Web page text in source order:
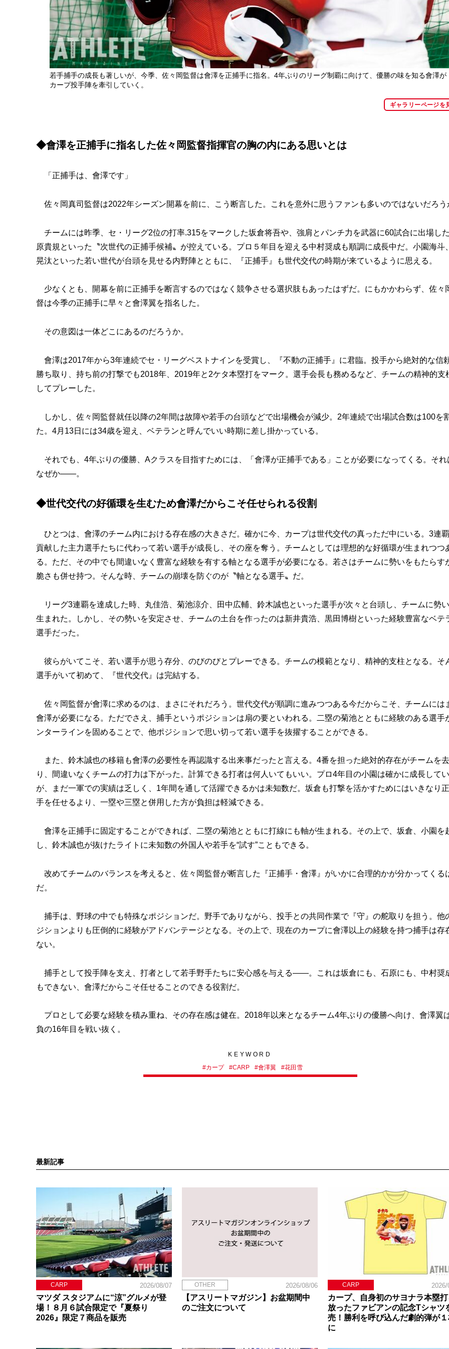
若手捕手の成長も著しいが、今季、佐々岡監督は會澤を正捕手に指名。4年ぶりのリーグ制覇に向けて、優勝の味を知る會澤が
カープ投手陣を牽引していく。
ギャラリーページを
◆會澤を正捕手に指名した佐々岡監督指揮官の胸の内にある思いとは
「正捕手は、會澤です」
佐々岡真司監督は2022年シーズン開幕を前に、こう断言した。これを意外に思うファンも多いのではないだろう
チームには昨季、セ・リーグ2位の打率.315をマークした坂倉将吾や、強肩とパンチ力を武器に60試合に出場し
原貴規といった〝次世代の正捕手候補〟が控えている。プロ５年目を迎える中村奨成も順調に成長中だ。小園海斗
晃汰といった若い世代が台頭を見せる内野陣とともに、『正捕手』も世代交代の時期が来ているように思える。
少なくとも、開幕を前に正捕手を断言するのではなく競争させる選択肢もあったはずだ。にもかかわらず、佐々
督は今季の正捕手に早々と會澤翼を指名した。
その意図は一体どこにあるのだろうか。
會澤は2017年から3年連続でセ・リーグベストナインを受賞し、『不動の正捕手』に君臨。投手から絶対的な信
勝ち取り、持ち前の打撃でも2018年、2019年と2ケタ本塁打をマーク。選手会長も務めるなど、チームの精神的支
してプレーした。
しかし、佐々岡監督就任以降の2年間は故障や若手の台頭などで出場機会が減少。2年連続で出場試合数は100を
た。4月13日には34歳を迎え、ベテランと呼んでいい時期に差し掛かっている。
それでも、4年ぶりの優勝、Aクラスを目指すためには、「會澤が正捕手である」ことが必要になってくる。それ
なぜか――。
◆世代交代の好循環を生むため會澤だからこそ任せられる役割
ひとつは、會澤のチーム内における存在感の大きさだ。確かに今、カープは世代交代の真っただ中にいる。3連
貢献した主力選手たちに代わって若い選手が成長し、その座を奪う。チームとしては理想的な好循環が生まれつつ
る。ただ、その中でも間違いなく豊富な経験を有する軸となる選手が必要になる。若さはチームに勢いをもたらす
脆さも併せ持つ。そんな時、チームの崩壊を防ぐのが〝軸となる選手〟だ。
リーグ3連覇を達成した時、丸佳浩、菊池涼介、田中広輔、鈴木誠也といった選手が次々と台頭し、チームに勢
生まれた。しかし、その勢いを安定させ、チームの土台を作ったのは新井貴浩、黒田博樹といった経験豊富なベテ
選手だった。
彼らがいてこそ、若い選手が思う存分、のびのびとプレーできる。チームの模範となり、精神的支柱となる。そ
選手がいて初めて、『世代交代』は完結する。
佐々岡監督が會澤に求めるのは、まさにそれだろう。世代交代が順調に進みつつある今だからこそ、チームには
會澤が必要になる。ただでさえ、捕手というポジションは扇の要といわれる。二塁の菊池とともに経験のある選手
ンターラインを固めることで、他ポジションで思い切って若い選手を抜擢することができる。
また、鈴木誠也の移籍も會澤の必要性を再認識する出来事だったと言える。4番を担った絶対的存在がチームを去
り、間違いなくチームの打力は下がった。計算できる打者は何人いてもいい。プロ4年目の小園は確かに成長して
が、まだ一軍での実績は乏しく、1年間を通して活躍できるかは未知数だ。坂倉も打撃を活かすためにはいきなり
手を任せるより、一塁や三塁と併用した方が負担は軽減できる。
會澤を正捕手に固定することができれば、二塁の菊池とともに打線にも軸が生まれる。その上で、坂倉、小園を
し、鈴木誠也が抜けたライトに未知数の外国人や若手を“試す”こともできる。
改めてチームのバランスを考えると、佐々岡監督が断言した『正捕手・會澤』がいかに合理的かが分かってくる
だ。
捕手は、野球の中でも特殊なポジションだ。野手でありながら、投手との共同作業で『守』の舵取りを担う。他
ジションよりも圧倒的に経験がアドバンテージとなる。その上で、現在のカープに會澤以上の経験を持つ捕手は存
ない。
捕手として投手陣を支え、打者として若手野手たちに安心感を与える――。これは坂倉にも、石原にも、中村奨
もできない、會澤だからこそ任せることのできる役割だ。
プロとして必要な経験を積み重ね、その存在感は健在。2018年以来となるチーム4年ぶりの優勝へ向け、會澤翼
負の16年目を戦い抜く。
KEYWORD
#カープ #CARP #會澤翼 #花田雪
最新記事
CARP 2026/08/07
マツダ スタジアムに“涼”グルメが登
場！８月６試合限定で『夏祭り
2026』限定７商品を販売
OTHER 2026/08/06
【アスリートマガジン】お盆期間中
のご注文について
CARP 2026/
カープ、自身初のサヨナラ本塁
放ったファビアンの記念Tシャツ
売！勝利を呼び込んだ劇的弾が
に